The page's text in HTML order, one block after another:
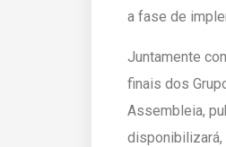
a fase de
Juntamente
finais dos
Assembleia,